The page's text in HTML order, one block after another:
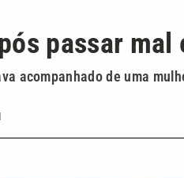
passar
acompanhado de uma